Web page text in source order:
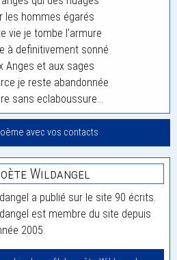
les hommes égarés
vie je tombe l’armure
à definitivement sonné
Anges et aux sages
je reste abandonnée
sans eclaboussure…
avec vos contacts
Wildangel
a publié sur le site 90 écrits.
est membre du site depuis
2005.